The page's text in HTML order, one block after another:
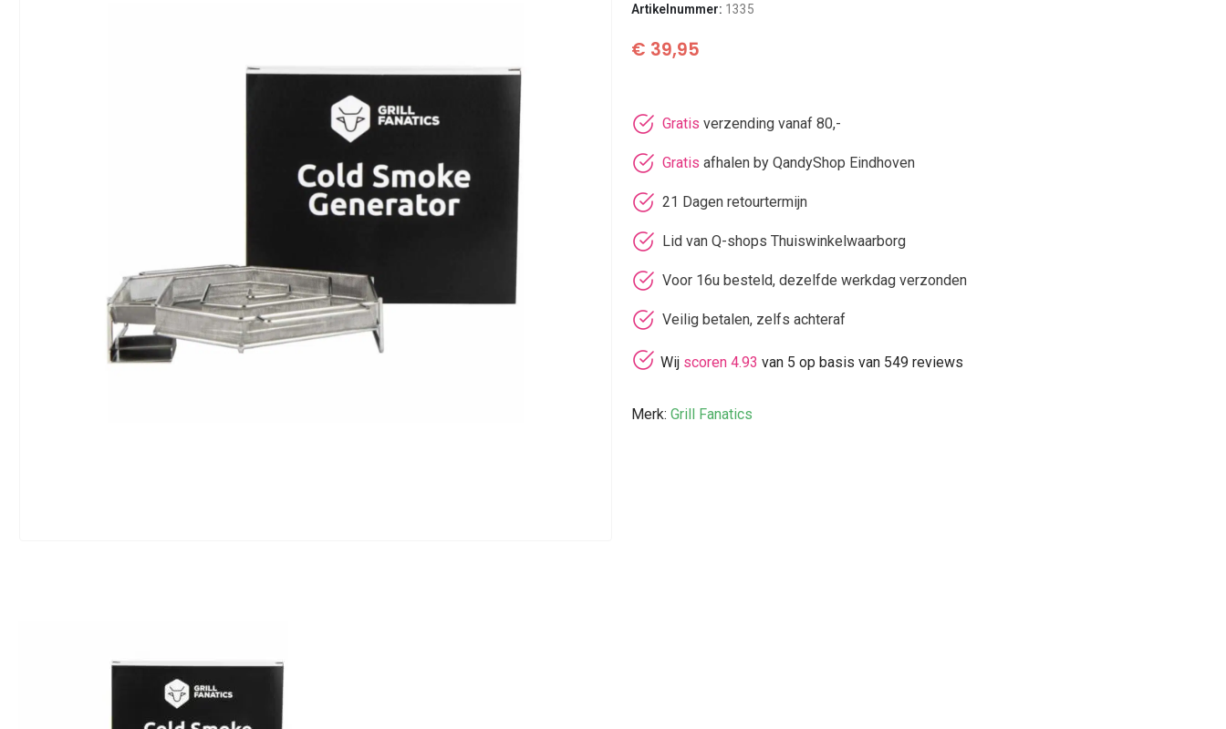
Artikelnummer: 1335
€ 39,95
Gratis verzending vanaf 80,-
Gratis afhalen by QandyShop Eindhoven
21 Dagen retourtermijn
Lid van Q-shops Thuiswinkelwaarborg
Voor 16u besteld, dezelfde werkdag verzonden
Veilig betalen, zelfs achteraf
Wijscoren 4.93 van 5 op basis van 549 reviews
Merk: Grill Fanatics